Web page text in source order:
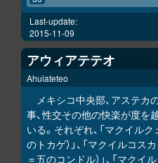
Last-update:
2015-11-09
アウィアテテオ
Ahuiateteo
メキシコ中央部、アステカ
事、性交その他の快楽が度を
いる。それぞれ、「マクイル
のトカゲ）」、「マクイルコ
＝五のコンドル）」、「マク